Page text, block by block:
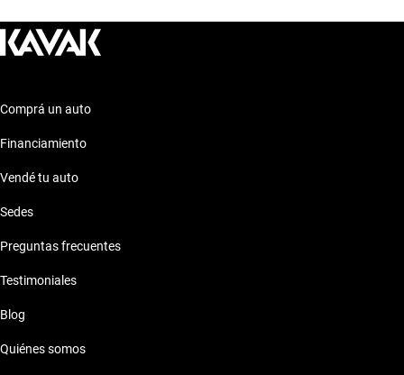
Comprá un auto
Financiamiento
Vendé tu auto
Sedes
Preguntas frecuentes
Testimoniales
Blog
Quiénes somos